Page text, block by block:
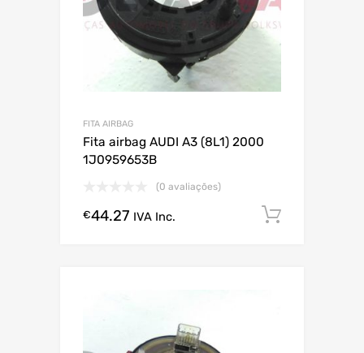
FITA AIRBAG
Fita airbag AUDI A3 (8L1) 2000
1J0959653B
(0 avaliações)
€44.27 IVA Inc.